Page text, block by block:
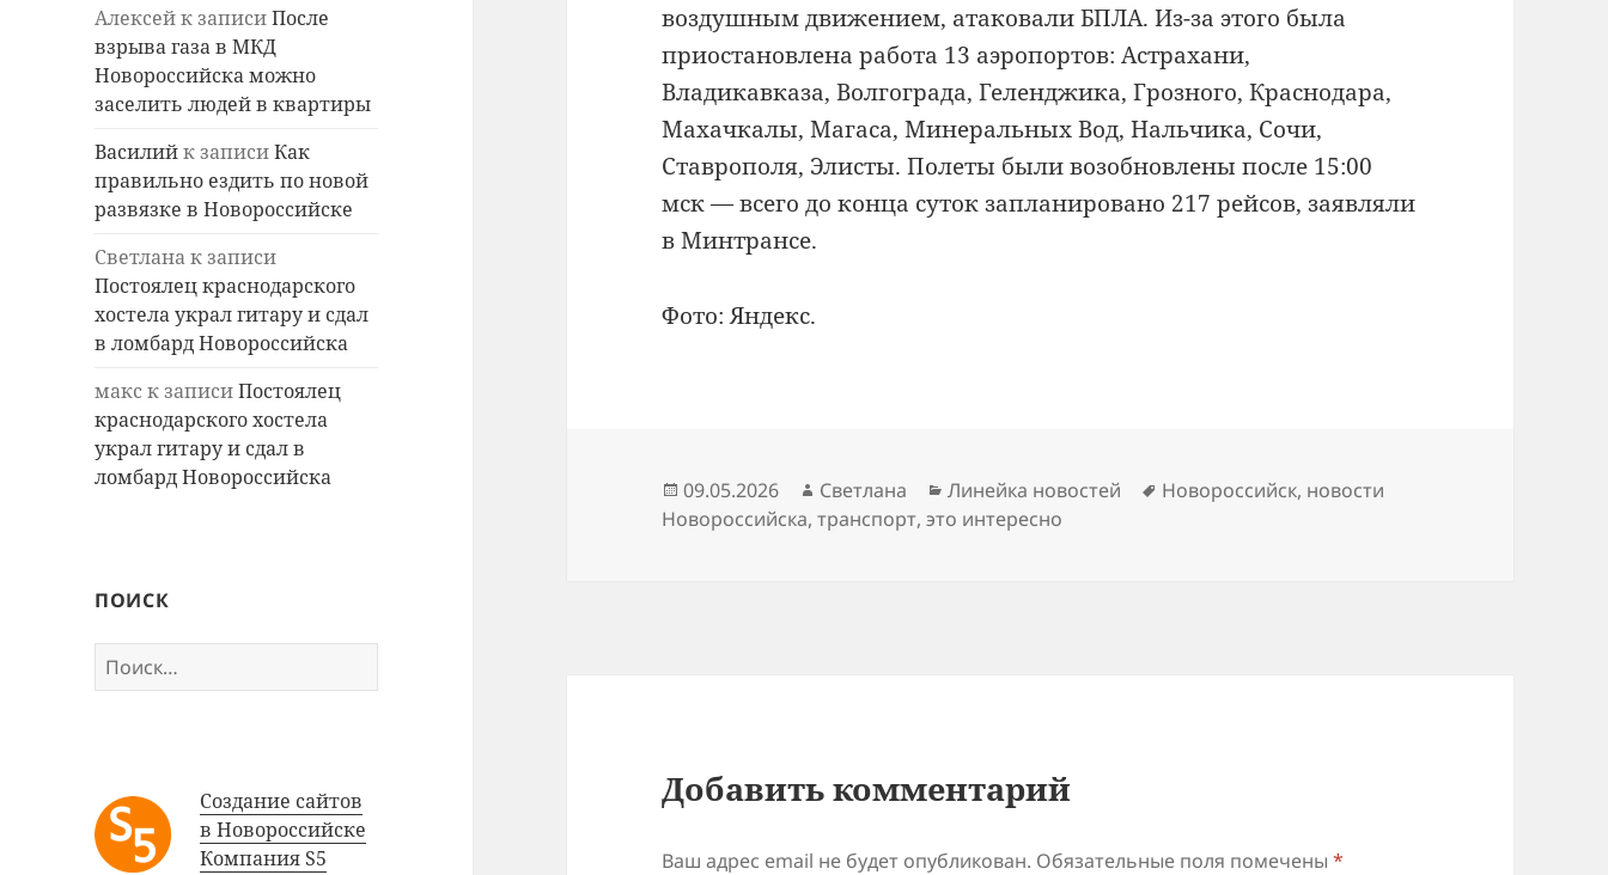
Алексейк записиПосле
взрыва газа в МКД
Новороссийска можно
заселить людей в квартиры
Василийк записиКак
правильно ездить по новой
развязке в Новороссийске
Светланак записи
Постоялец краснодарского
хостела украл гитару и сдал
в ломбард Новороссийска
макск записиПостоялец
краснодарского хостела
украл гитару и сдал в
ломбард Новороссийска
ПОИСК
Найти:
Создание сайтов
в Новороссийске
Компания S5
воздушным движением, атаковали БПЛА. Из-за этого была
приостановлена работа 13 аэропортов: Астрахани,
Владикавказа, Волгограда, Геленджика, Грозного, Краснодара,
Махачкалы, Магаса, Минеральных Вод, Нальчика, Сочи,
Ставрополя, Элисты. Полеты были возобновлены после 15:00
мск — всего до конца суток запланировано 217 рейсов, заявляли
в Минтрансе.
Фото: Яндекс.
Опубликовано
09.05.2026 Автор
Светлана Рубрики
Линейка новостей Метки
Новороссийск, новости
Новороссийска,транспорт,это интересно
Добавить комментарий
Ваш адрес email не будет опубликован. Обязательные поля помечены*